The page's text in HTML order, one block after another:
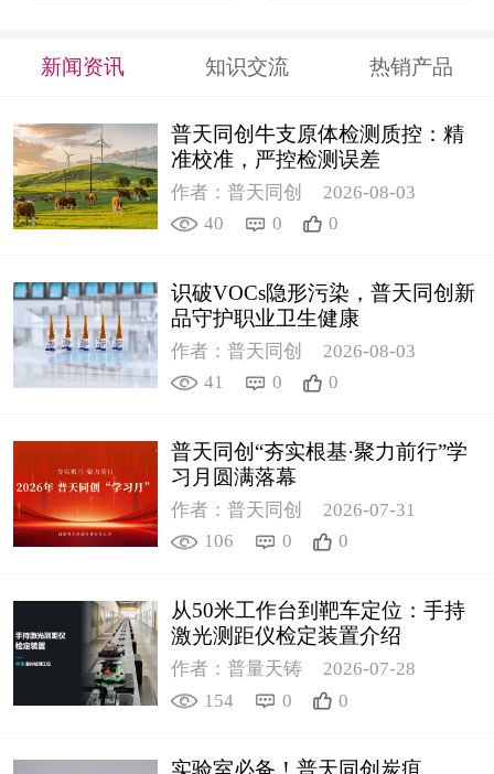
新闻资讯 知识交流 热销产品
普天同创牛支原体检测质控：精
准校准，严控检测误差
作者：普天同创
2026-08-03
40
0 0
识破VOCs隐形污染，普天同创新
品守护职业卫生健康
作者：普天同创
2026-08-03
41
0 0
普天同创“夯实根基·聚力前行”学
习月圆满落幕
作者：普天同创
2026-07-31
106
0 0
从50米工作台到靶车定位：手持
激光测距仪检定装置介绍
作者：普量天铸
2026-07-28
154
0 0